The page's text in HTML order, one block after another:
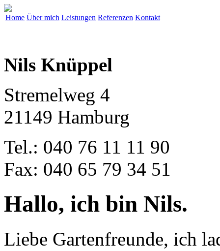
Home Über mich Leistungen Referenzen Kontakt
Nils Knüppel
Stremelweg 4
21149 Hamburg
Tel.: 040 76 11 11 90
Fax: 040 65 79 34 51
Hallo, ich bin Nils.
Liebe Gartenfreunde, ich